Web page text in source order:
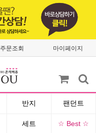
주문조회 마이페이지
반지 팬던트
세트 ☆ Best ☆